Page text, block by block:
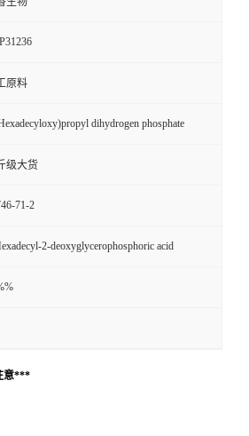
原料
dihydrogen phosphate
级大货
71-2
2-deoxyglycerophosphoric acid
意***